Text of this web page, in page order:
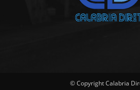
© Copyright Calabria